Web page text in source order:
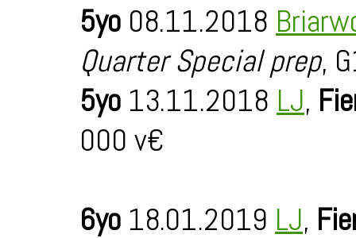
5yo 08.11.2018
Quarter Special prep,
5yo 13.11.2018 LJ,
000 v€
6yo 18.01.2019 LJ,